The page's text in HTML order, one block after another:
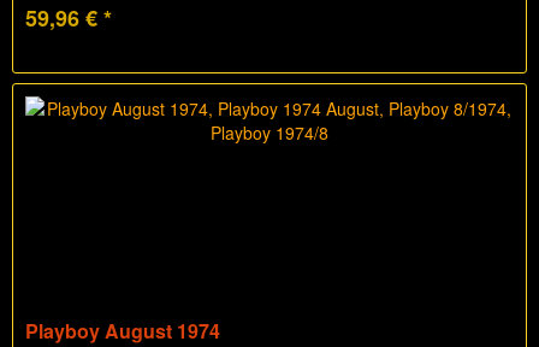
59,96 € *
Playboy August 1974